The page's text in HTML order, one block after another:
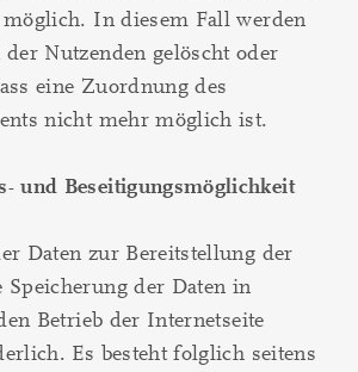
In diesem Fall werden
Nutzenden gelöscht oder
eine Zuordnung des
nicht mehr möglich ist.
und Beseitigungsmöglichkeit
Daten zur Bereitstellung der
Speicherung der Daten in
Betrieb der Internetseite
Es besteht folglich seitens